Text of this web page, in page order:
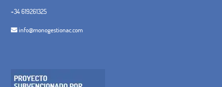
+34 619261325
info@monogestionac.com